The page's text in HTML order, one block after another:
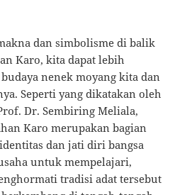
dan simbolisme di balik
Karo, kita dapat lebih
nenek moyang kita dan
Seperti yang dikatakan oleh
Dr. Sembiring Meliala,
Karo merupakan bagian
dan jati diri bangsa
untuk mempelajari,
tradisi adat tersebut